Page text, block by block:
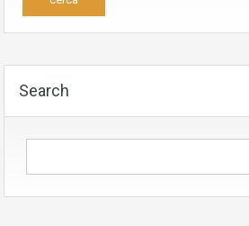
Search